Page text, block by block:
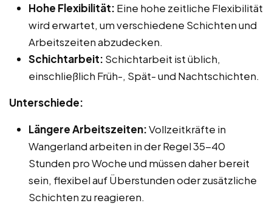
Hohe Flexibilität: Eine hohe zeitliche Flexibilität
wird erwartet, um verschiedene Schichten und
Arbeitszeiten abzudecken.
Schichtarbeit: Schichtarbeit ist üblich,
einschließlich Früh-, Spät- und Nachtschichten.
Unterschiede:
Längere Arbeitszeiten:Vollzeitkräfte in
Wangerland arbeiten in der Regel 35-40
Stunden pro Woche und müssen daher bereit
sein, flexibel auf Überstunden oder zusätzliche
Schichten zu reagieren.